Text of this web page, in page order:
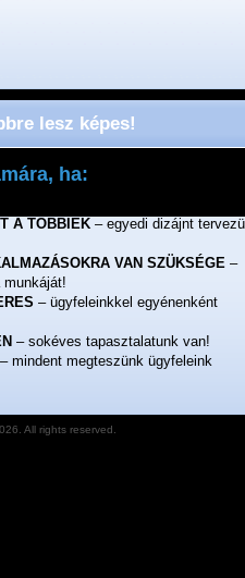
lesz képes!
ha:
A TÖBBIEK – egyedi dizájnt
VAN SZÜKSÉGE –
– ügyfeleinkkel egyénenként
– sokéves tapasztalatunk van!
– mindent megteszünk ügyfeleink
All rights reserved.